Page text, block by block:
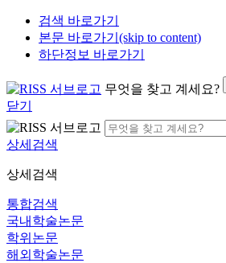
검색 바로가기
본문 바로가기(skip to content)
하단정보 바로가기
무엇을 찾고 계세요?
닫기
상세검색
상세검색
통합검색
국내학술논문
학위논문
해외학술논문